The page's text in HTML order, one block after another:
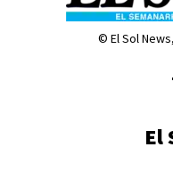
© El Sol
El